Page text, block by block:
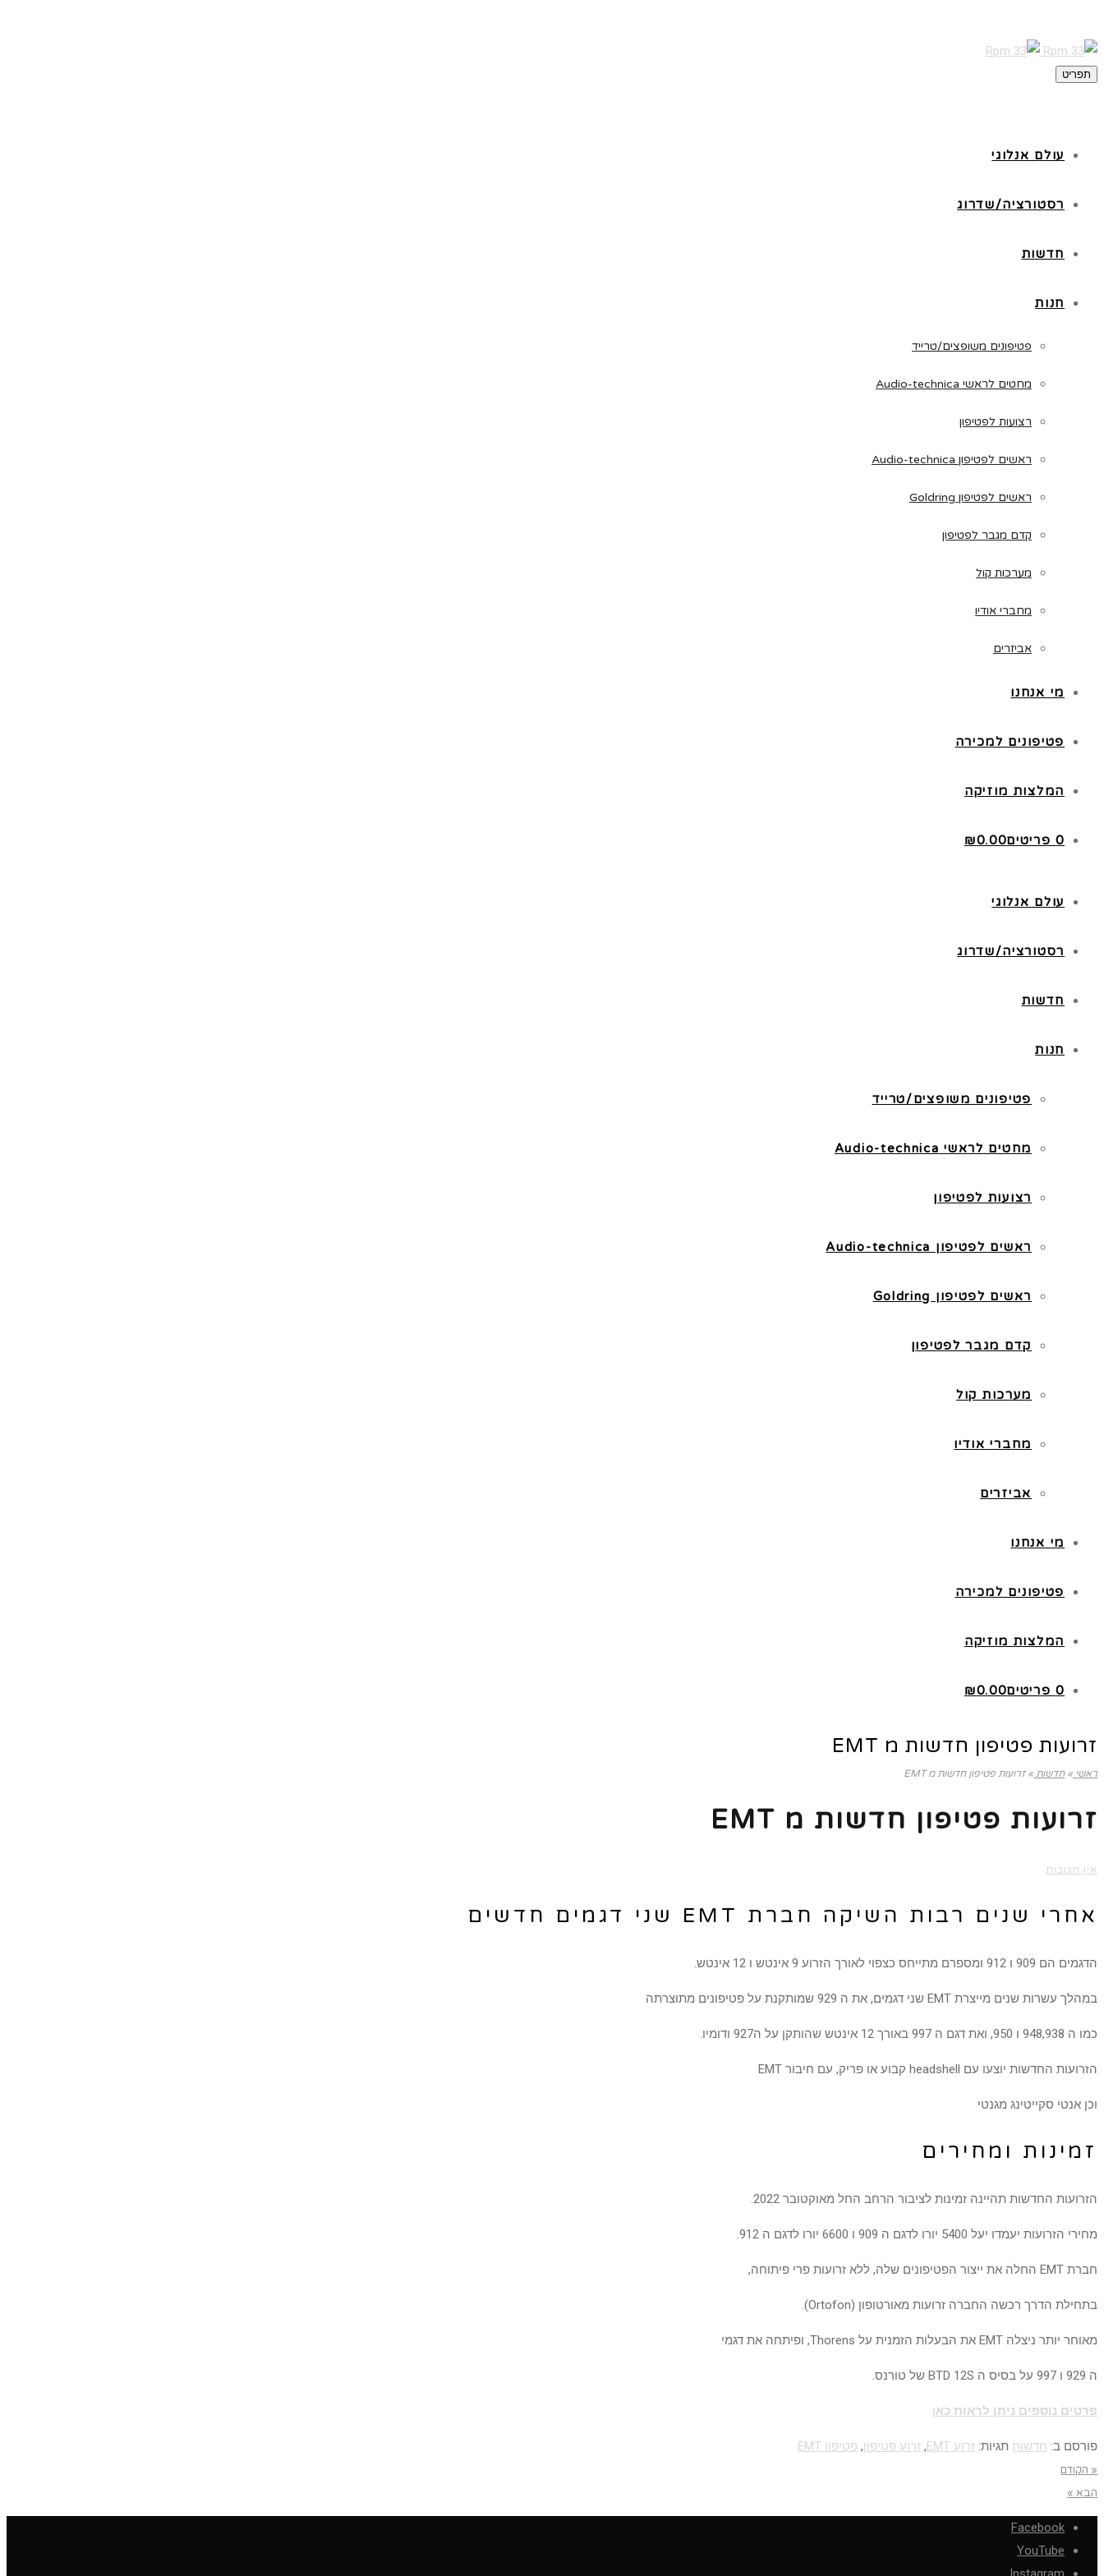
תפריט
עולם אנלוגי
רסטורציה/שדרוג
חדשות
חנות
פטיפונים משופצים/טרייד
מחטים לראשי Audio-technica
רצועות לפטיפון
ראשים לפטיפון Audio-technica
ראשים לפטיפון Goldring
קדם מגבר לפטיפון
מערכות קול
מחברי אודיו
אביזרים
מי אנחנו
פטיפונים למכירה
המלצות מוזיקה
0 פריטים ₪0.00
עולם אנלוגי
רסטורציה/שדרוג
חדשות
חנות
פטיפונים משופצים/טרייד
מחטים לראשי Audio-technica
רצועות לפטיפון
ראשים לפטיפון Audio-technica
ראשים לפטיפון Goldring
קדם מגבר לפטיפון
מערכות קול
מחברי אודיו
אביזרים
מי אנחנו
פטיפונים למכירה
המלצות מוזיקה
0 פריטים ₪0.00
זרועות פטיפון חדשות מ EMT
ראשי » חדשות » זרועות פטיפון חדשות מ EMT
זרועות פטיפון חדשות מ EMT
אין תגובות
אחרי שנים רבות השיקה חברת EMT שני דגמים חדשים
הדגמים הם 909 ו 912 ומספרם מתייחס כצפוי לאורך הזרוע 9 אינטש ו 12 אינטש.
במהלך עשרות שנים מייצרת EMT שני דגמים, את ה 929 שמותקנת על פטיפונים מתוצרתה
כמו ה 948,938 ו 950, ואת דגם ה 997 באורך 12 אינטש שהותקן על ה927 ודומיו.
הזרועות החדשות יוצעו עם headshell קבוע או פריק, עם חיבור EMT
וכן אנטי סקייטינג מגנטי
זמינות ומחירים
הזרועות החדשות תהיינה זמינות לציבור הרחב החל מאוקטובר 2022.
מחירי הזרועות יעמדו יעל 5400 יורו לדגם ה 909 ו 6600 יורו לדגם ה 912.
חברת EMT החלה את ייצור הפטיפונים שלה, ללא זרועות פרי פיתוחה,
בתחילת הדרך רכשה החברה זרועות מאורטופון (Ortofon).
מאוחר יותר ניצלה EMT את הבעלות הזמנית על Thorens, ופיתחה את דגמי
ה 929 ו 997 על בסיס ה BTD 12S של טורנס.
פרטים נוספים ניתן לראות כאן
פורסם ב: חדשות תגיות: זרוע EMT , זרוע פטיפון, פטיפון EMT
« הקודם
הבא »
Facebook
YouTube